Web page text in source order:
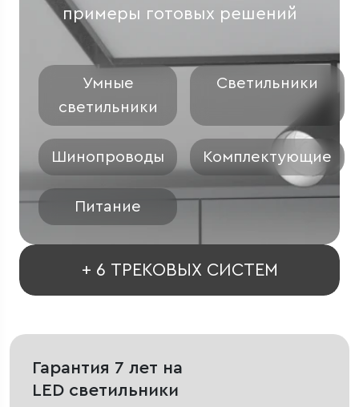
примеры готовых решений
Умные
светильники
Светильники
Шинопроводы Комплектующие
Питание
+ 6 ТРЕКОВЫХ СИСТЕМ
Гарантия 7 лет на
LED светильники